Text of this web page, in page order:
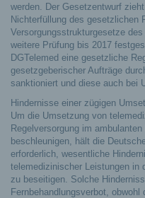
werden. Der Gesetzentwurf
Nichterfüllung des gesetzlichen
Versorgungsstrukturgesetze
weitere Prüfung bis 2017
DGTelemed eine gesetzliche
gesetzgeberischer Aufträge
sanktioniert und diese auch bei
Hindernisse einer zügigen
Um die Umsetzung von
Regelversorgung im
beschleunigen, hält die
erforderlich, wesentliche
telemedizinischer Leistungen in
zu beseitigen. Solche
Fernbehandlungsverbot,